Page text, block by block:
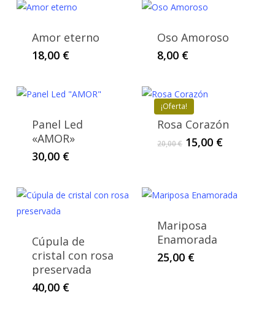
Amor eterno
18,00 €
Oso Amoroso
8,00 €
Panel Led
«AMOR»
30,00 €
¡Oferta!
Rosa Corazón
20,00€ El
20,00 €.
15,00 €El
15,00 €.
Cúpula de
cristal con rosa
preservada
40,00 €
Mariposa
Enamorada
25,00 €